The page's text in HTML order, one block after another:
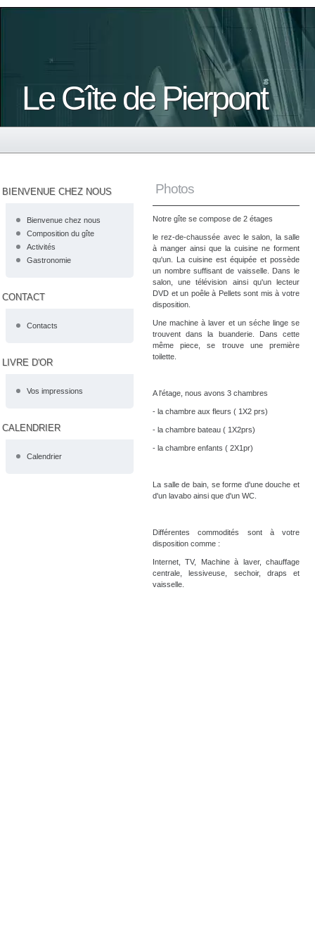
Le Gîte de Pierpont
BIENVENUE CHEZ NOUS
Bienvenue chez nous
Composition du gîte
Activités
Gastronomie
CONTACT
Contacts
LIVRE D'OR
Vos impressions
CALENDRIER
Calendrier
Photos
Notre gîte se compose de 2 étages
le rez-de-chaussée avec le salon, la salle
à manger ainsi que la cuisine ne forment
qu'un. La cuisine est équipée et possède
un nombre suffisant de vaisselle. Dans le
salon, une télévision ainsi qu'un lecteur
DVD et un poêle à Pellets sont mis à votre
disposition.
Une machine à laver et un séche linge se
trouvent dans la buanderie. Dans cette
même piece, se trouve une première
toilette.
A l'étage, nous avons 3 chambres
- la chambre aux fleurs ( 1X2 prs)
- la chambre bateau ( 1X2prs)
- la chambre enfants ( 2X1pr)
La salle de bain, se forme d'une douche et
d'un lavabo ainsi que d'un WC.
Différentes commodités sont à votre
disposition comme :
Internet, TV, Machine à laver, chauffage
centrale, lessiveuse, sechoir, draps et
vaisselle.